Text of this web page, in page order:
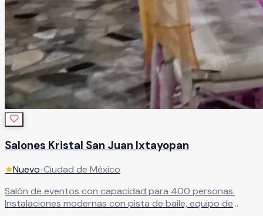
Salones Kristal San Juan Ixtayopan
★Nuevo•Ciudad de México
Salón de eventos con capacidad para 400 personas.
Instalaciones modernas con pista de baile, equipo de